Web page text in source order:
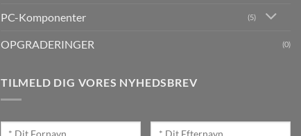
PC-Komponenter (5)
OPGRADERINGER (0)
TILMELD DIG VORES NYHEDSBREV